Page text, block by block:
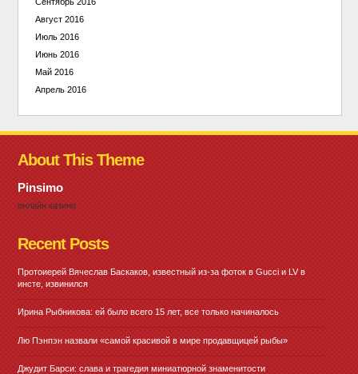
Сентябрь 2016
Август 2016
Июль 2016
Июнь 2016
Май 2016
Апрель 2016
About This Theme
Pinsimo
онлайн казино
Recent Posts
Протоиерей Вячеслав Баскаков, известный из-за фоток в Gucci и LV в
инсте, извинился
Ирина Рыбникова: ей было всего 15 лет, все только начиналось
Лю Пэнпэн назвали «самой красивой в мире продавщицей рыбы»
Джудит Барси: слава и трагедия миниатюрной знаменитости